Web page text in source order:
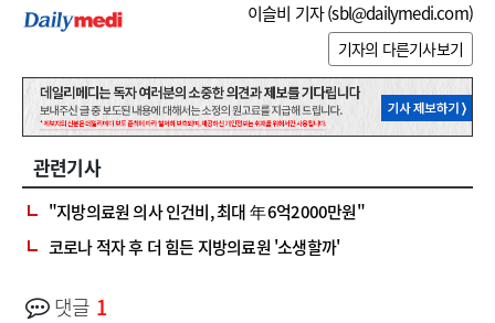
이슬비 기자 (sbl@dailymedi.com)
기자의 다른기사보기
관련기사
"지방의료원 의사 인건비, 최대 年 6억2000만원"
코로나 적자 후 더 힘든 지방의료원 '소생할까'
댓글 1